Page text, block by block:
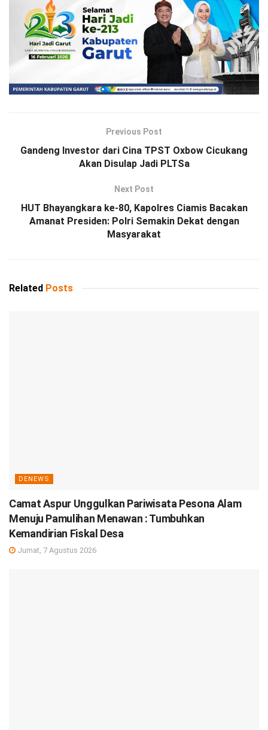
Previous Post
Gandeng Investor dari Cina TPST Oxbow Cicukang
Akan Disulap Jadi PLTSa
Next Post
HUT Bhayangkara ke-80, Kapolres Ciamis Bacakan
Amanat Presiden: Polri Semakin Dekat dengan
Masyarakat
Related Posts
DENEWS
Camat Aspur Unggulkan Pariwisata Pesona Alam
Menuju Pamulihan Menawan : Tumbuhkan
Kemandirian Fiskal Desa
Jumat, 7 Agustus 2026